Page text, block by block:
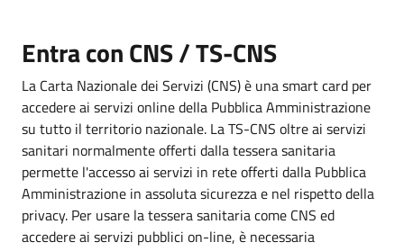
Entra con CNS / TS-CNS
La Carta Nazionale dei Servizi (CNS) è una smart card per
accedere ai servizi online della Pubblica Amministrazione
su tutto il territorio nazionale. La TS-CNS oltre ai servizi
sanitari normalmente offerti dalla tessera sanitaria
permette l'accesso ai servizi in rete offerti dalla Pubblica
Amministrazione in assoluta sicurezza e nel rispetto della
privacy. Per usare la tessera sanitaria come CNS ed
accedere ai servizi pubblici on-line, è necessaria